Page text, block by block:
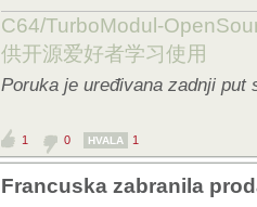
C64/TurboModul-
供开源爱好者学习使用
Poruka je uređivana zadnji put
1 0 HVALA 1
Francuska zabranila